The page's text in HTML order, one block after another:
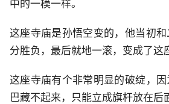
中的一模一样。
这座寺庙是孙悟空变的，他当初
分胜负，最后就地一滚，变成了这
这座寺庙有个非常明显的破绽，
巴藏不起来，只能立成旗杆放在后